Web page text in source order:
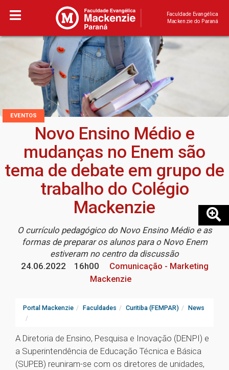
Faculdade Evangélica
Mackenzie do Paraná
EVENTOS
Novo Ensino Médio e
mudanças no Enem são
tema de debate em grupo de
trabalho do Colégio
Mackenzie
O currículo pedagógico do Novo Ensino Médio e as
formas de preparar os alunos para o Novo Enem
estiveram no centro da discussão
24.06.2022
16h00
Comunicação - Marketing
Mackenzie
Portal Mackenzie Faculdades Curitiba (FEMPAR) News
A Diretoria de Ensino, Pesquisa e Inovação (DENPI) e
a Superintendência de Educação Técnica e Básica
(SUPEB) reuniram-se com os diretores de unidades,